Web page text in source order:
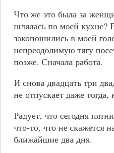
Что же это была за
шлялась по моей кухне?
закопошились в моей
непреодолимую тягу
позже. Сначала работа.
И снова двадцать три
не отпускает даже тогда,
Радует, что сегодня
что-то, что не скажется
ближайшие два дня.